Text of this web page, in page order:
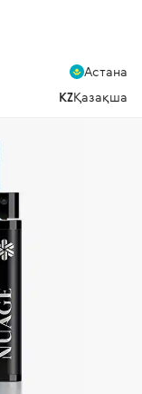
Астана
KZҚазақша